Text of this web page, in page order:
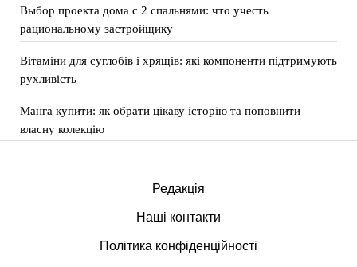
Выбор проекта дома с 2 спальнями: что учесть
рациональному застройщику
Вітаміни для суглобів і хрящів: які компоненти підтримують
рухливість
Манга купити: як обрати цікаву історію та поповнити
власну колекцію
Редакція
Наші контакти
Політика конфіденційності